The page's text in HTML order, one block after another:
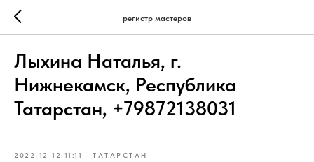
регистр мастеров
Лыхина Наталья, г.
Нижнекамск, Республика
Татарстан, +79872138031
2022-12-12 11:11 ТАТАРСТАН